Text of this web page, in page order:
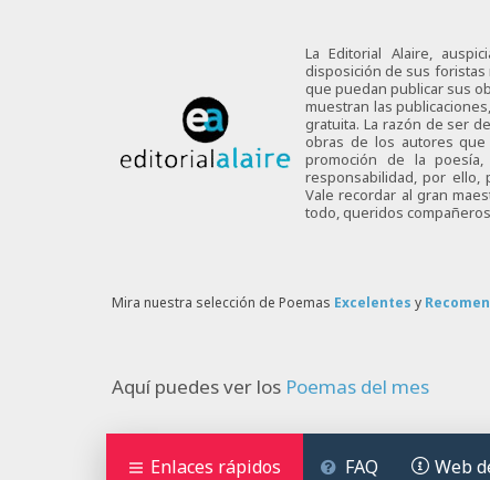
La Editorial Alaire,
disposición de sus
que puedan publicar sus
muestran las
gratuita. La razón de ser
obras de los autores que
promoción de la
responsabilidad, por ello,
Vale recordar al gran
todo, queridos
Mira nuestra selección de Poemas Excelentes y
Aquí puedes ver los Poemas del mes
Enlaces rápidos FAQ Web